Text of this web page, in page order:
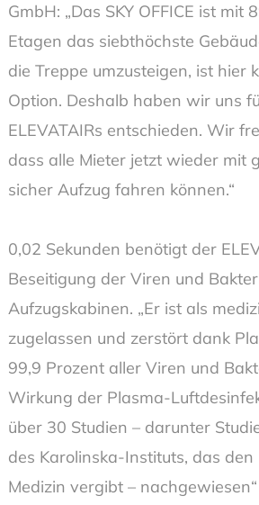
GmbH: „Das SKY OFFICE ist mit
Etagen das siebthöchste
die Treppe umzusteigen, ist hier
Option. Deshalb haben wir uns
ELEVATAIRs entschieden. Wir
dass alle Mieter jetzt wieder mit
sicher Aufzug fahren können.“
0,02 Sekunden benötigt der
Beseitigung der Viren und
Aufzugskabinen. „Er ist als
zugelassen und zerstört dank
99,9 Prozent aller Viren und
Wirkung der Plasma-
über 30 Studien – darunter
des Karolinska-Instituts, das
Medizin vergibt –